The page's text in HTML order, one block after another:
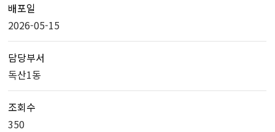
배포일
2026-05-15
담당부서
독산1동
조회수
350